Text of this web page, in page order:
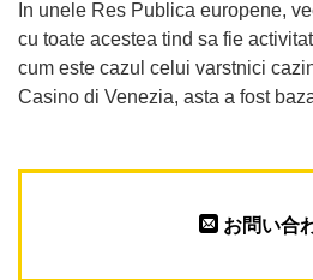
In unele Res Publica europene,
cu toate acestea tind sa fie
cum este cazul celui varstnici
Casino di Venezia, asta a fost
お問い合